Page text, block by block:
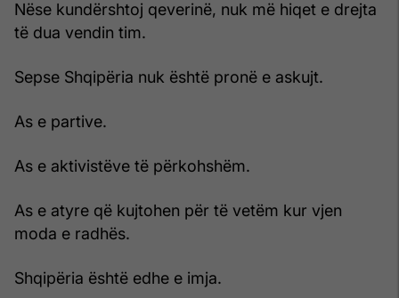
Nëse kundërshtoj qeverinë, nuk më hiqet e drejta
të dua vendin tim.
Sepse Shqipëria nuk është pronë e askujt.
As e partive.
As e aktivistëve të përkohshëm.
As e atyre që kujtohen për të vetëm kur vjen
moda e radhës.
Shqipëria është edhe e imja.